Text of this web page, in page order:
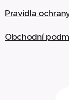
Pravidla
Obchodní